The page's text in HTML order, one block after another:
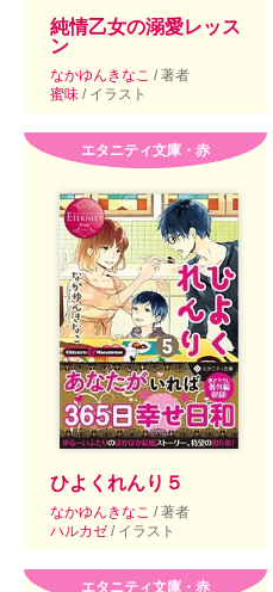
純情乙女の溺愛レッス
ン
なかゆんきなこ / 著者
蜜味 / イラスト
エタニティ文庫・赤
ひよくれんり５
なかゆんきなこ / 著者
ハルカゼ / イラスト
エタニティ文庫・赤